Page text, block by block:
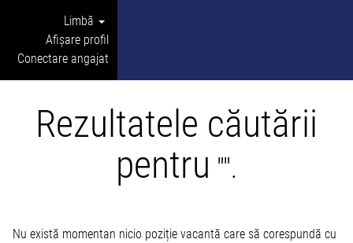
Limbă
Afișare profil
Conectare angajat
Rezultatele căutării
pentru "".
Nu există momentan nicio poziție vacantă care să corespundă cu